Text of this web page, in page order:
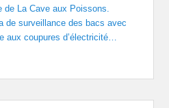
de La Cave aux Poissons.
de surveillance des bacs avec
aux coupures d’électricité…